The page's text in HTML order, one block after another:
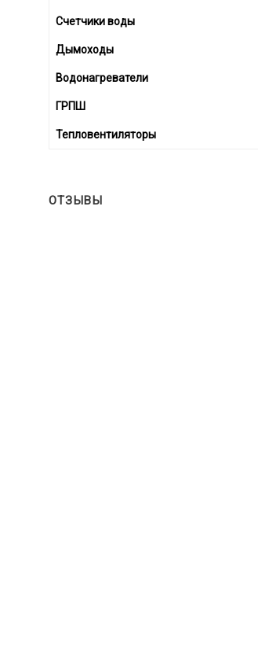
Счетчики воды
Дымоходы
Водонагреватели
ГРПШ
Тепловентиляторы
ОТЗЫВЫ